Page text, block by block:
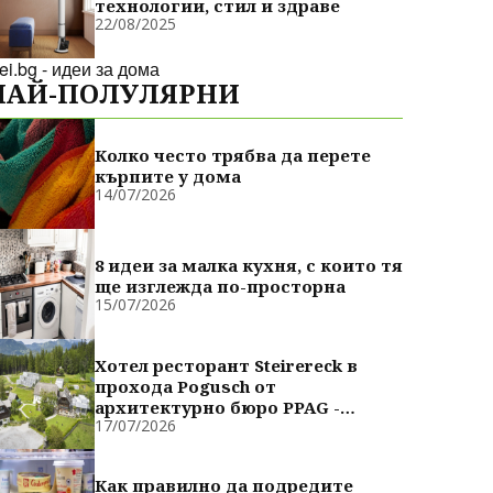
технологии, стил и здраве
22/08/2025
- идеи за дома
ПОЛУЛЯРНИ
Колко често трябва да перете
кърпите у дома
14/07/2026
8 идеи за малка кухня, с които тя
ще изглежда по-просторна
15/07/2026
Хотел ресторант Steirereck в
прохода Pogusch от
архитектурно бюро PPAG -
духовно сродни
17/07/2026
Как правилно да подредите